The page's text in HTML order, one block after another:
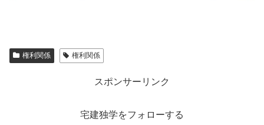
権利関係 権利関係
スポンサーリンク
宅建独学をフォローする